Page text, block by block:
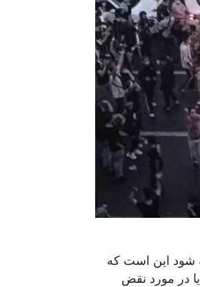
شود این است که
در مورد نقض